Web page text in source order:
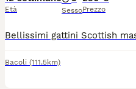
Età SessoPrezzo
Bacoli (111.5km)